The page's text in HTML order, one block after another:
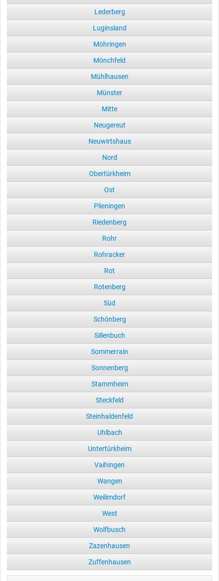
Lederberg
Luginsland
Möhringen
Mönchfeld
Mühlhausen
Münster
Mitte
Neugereut
Neuwirtshaus
Nord
Obertürkheim
Ost
Plieningen
Riedenberg
Rohr
Rohracker
Rot
Rotenberg
Süd
Schönberg
Sillenbuch
Sommerrain
Sonnenberg
Stammheim
Steckfeld
Steinhaldenfeld
Uhlbach
Untertürkheim
Vaihingen
Wangen
Weilimdorf
West
Wolfbusch
Zazenhausen
Zuffenhausen